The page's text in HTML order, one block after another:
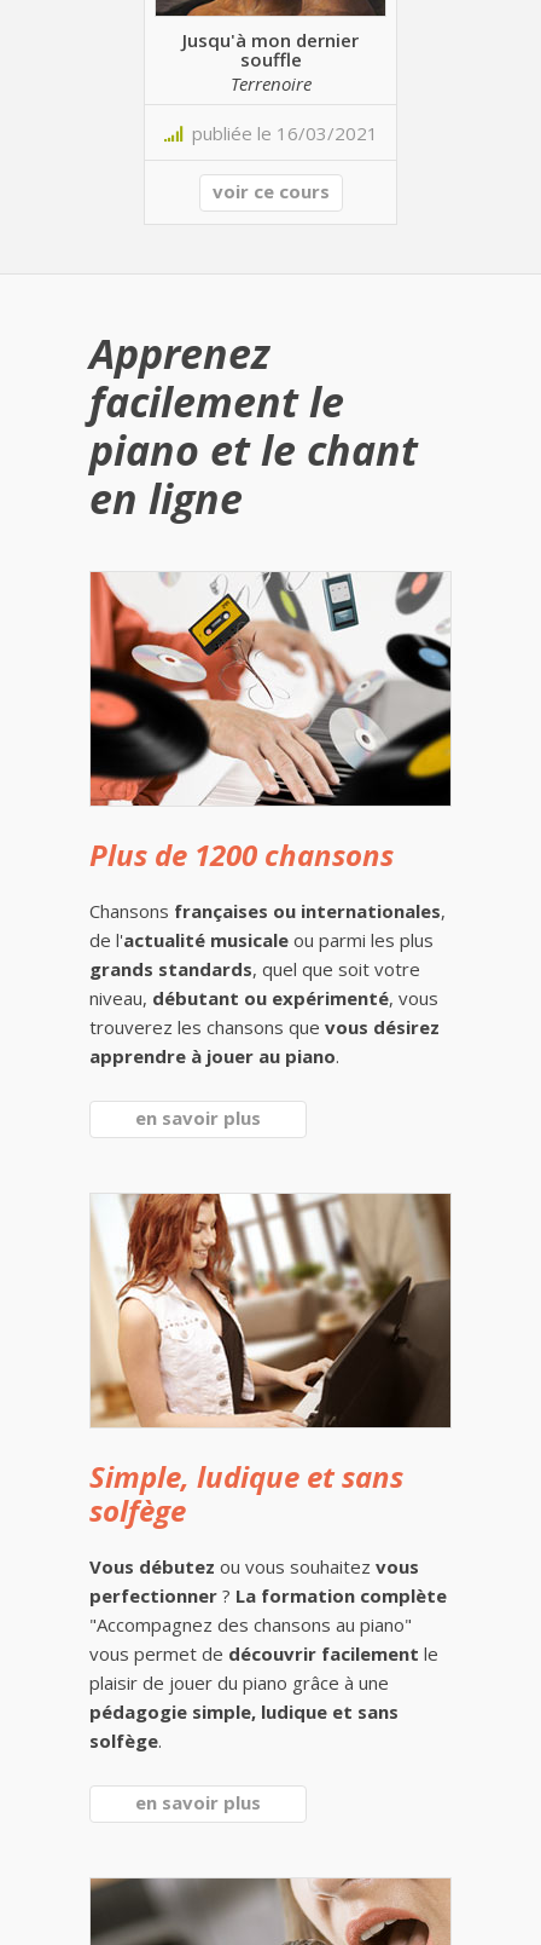
Jusqu'à mon dernier
souffle
Terrenoire
publiée le 16/03/2021
voir ce cours
Apprenez
facilement le
piano et le chant
en ligne
Plus de 1200 chansons
Chansons françaises ou internationales,
de l'actualité musicale ou parmi les plus
grands standards, quel que soit votre
niveau, débutant ou expérimenté, vous
trouverez les chansons que vous désirez
apprendre à jouer au piano.
en savoir plus
Simple, ludique et sans
solfège
Vous débutez ou vous souhaitez vous
perfectionner ? La formation complète
"Accompagnez des chansons au piano"
vous permet de découvrir facilement le
plaisir de jouer du piano grâce à une
pédagogie simple, ludique et sans
solfège.
en savoir plus